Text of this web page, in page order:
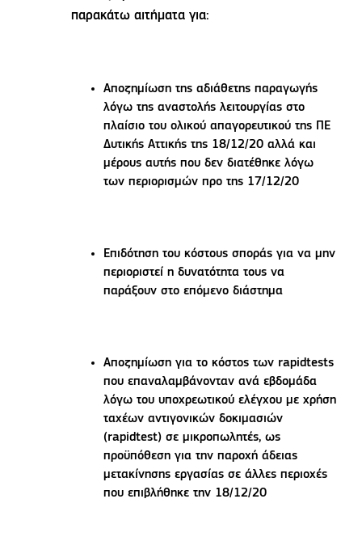
παρακάτω αιτήματα για:
Αποζημίωση της αδιάθετης παραγωγής
λόγω της αναστολής λειτουργίας στο
πλαίσιο του ολικού απαγορευτικού της ΠΕ
Δυτικής Αττικής της 18/12/20 αλλά και
μέρους αυτής που δεν διατέθηκε λόγω
των περιορισμών προ της 17/12/20
Επιδότηση του κόστους σποράς για να μην
περιοριστεί η δυνατότητα τους να
παράξουν στο επόμενο διάστημα
Αποζημίωση για το κόστος των rapidtests
που επαναλαμβάνονταν ανά εβδομάδα
λόγω του υποχρεωτικού ελέγχου με χρήση
ταχέων αντιγονικών δοκιμασιών
(rapidtest) σε μικροπωλητές, ως
προϋπόθεση για την παροχή άδειας
μετακίνησης εργασίας σε άλλες περιοχές
που επιβλήθηκε την 18/12/20